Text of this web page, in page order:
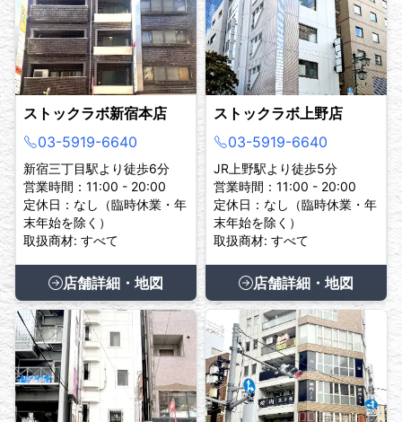
ストックラボ新宿本店
03-5919-6640
新宿三丁目駅より徒歩6分
営業時間：11:00 - 20:00
定休日：なし（臨時休業・年
末年始を除く）
取扱商材: すべて
店舗詳細・地図
ストックラボ上野店
03-5919-6640
JR上野駅より徒歩5分
営業時間：11:00 - 20:00
定休日：なし（臨時休業・年
末年始を除く）
取扱商材: すべて
店舗詳細・地図